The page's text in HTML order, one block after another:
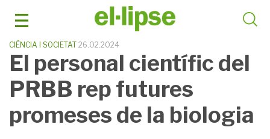
CIÈNCIA I SOCIETAT 26.02.2024
El personal científic del
PRBB rep futures
promeses de la biologia